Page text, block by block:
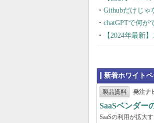
Githubだけじ
chatGPTで何が
【2024年最新
新着ホワイト
製品資料 発注ナ
SaaSベンダー
SaaSの利用が拡大